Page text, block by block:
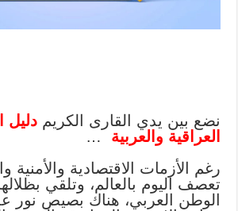
نضع بين يدي القارى الكريمدليل
العراقية والعربية …
رغم الأزمات الاقتصادية والأمنية
تعصف اليوم بالعالم، وتلقي
الوطن العربي، هناك بصيص نور